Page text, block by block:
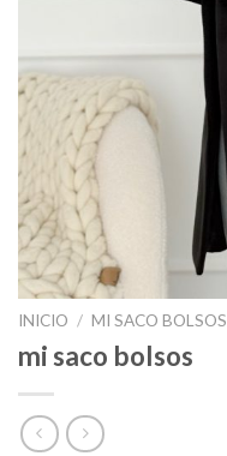
INICIO / MI SACO BOLSOS
mi saco bolsos